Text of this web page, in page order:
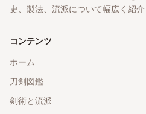
史、製法、流派について幅広く紹介
コンテンツ
ホーム
刀剣図鑑
剣術と流派